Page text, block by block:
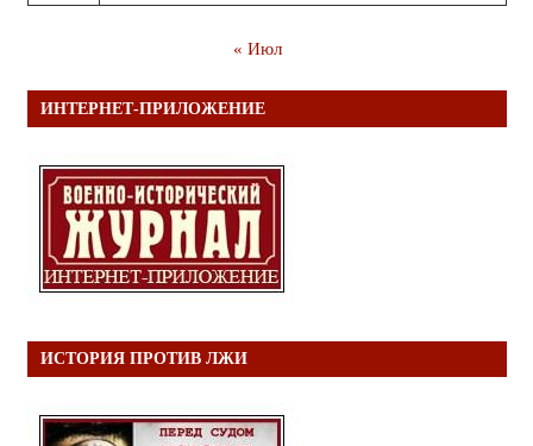
« Июл
ИНТЕРНЕТ-ПРИЛОЖЕНИЕ
ИСТОРИЯ ПРОТИВ ЛЖИ